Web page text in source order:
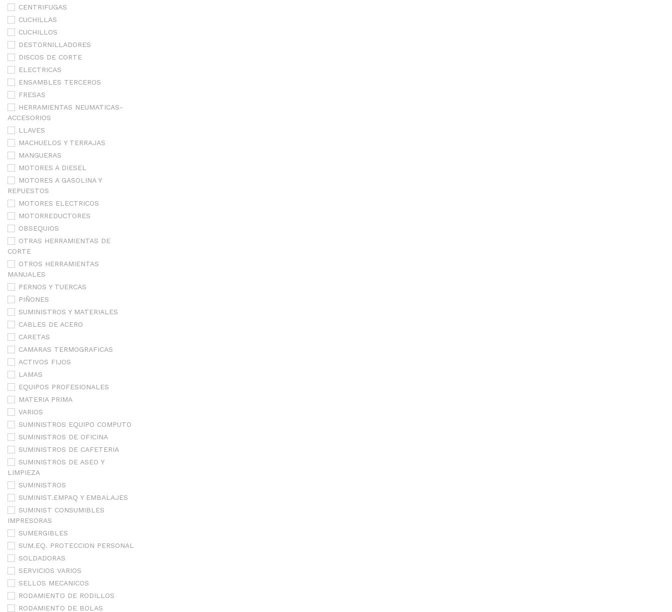
CENTRIFUGAS
CUCHILLAS
CUCHILLOS
DESTORNILLADORES
DISCOS DE CORTE
ELECTRICAS
ENSAMBLES TERCEROS
FRESAS
HERRAMIENTAS NEUMATICAS-
ACCESORIOS
LLAVES
MACHUELOS Y TERRAJAS
MANGUERAS
MOTORES A DIESEL
MOTORES A GASOLINA Y
REPUESTOS
MOTORES ELECTRICOS
MOTORREDUCTORES
OBSEQUIOS
OTRAS HERRAMIENTAS DE
CORTE
OTROS HERRAMIENTAS
MANUALES
PERNOS Y TUERCAS
PIÑONES
SUMINISTROS Y MATERIALES
CABLES DE ACERO
CARETAS
CAMARAS TERMOGRAFICAS
ACTIVOS FIJOS
LAMAS
EQUIPOS PROFESIONALES
MATERIA PRIMA
VARIOS
SUMINISTROS EQUIPO COMPUTO
SUMINISTROS DE OFICINA
SUMINISTROS DE CAFETERIA
SUMINISTROS DE ASEO Y
LIMPIEZA
SUMINISTROS
SUMINIST.EMPAQ Y EMBALAJES
SUMINIST CONSUMIBLES
IMPRESORAS
SUMERGIBLES
SUM.EQ. PROTECCION PERSONAL
SOLDADORAS
SERVICIOS VARIOS
SELLOS MECANICOS
RODAMIENTO DE RODILLOS
RODAMIENTO DE BOLAS